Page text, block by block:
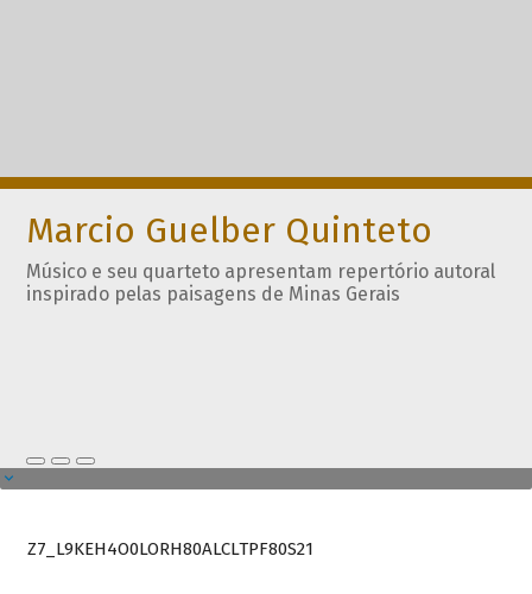
Marcio Guelber Quinteto
Músico e seu quarteto apresentam repertório autoral
inspirado pelas paisagens de Minas Gerais
Z7_L9KEH4O0LORH80ALCLTPF80S21